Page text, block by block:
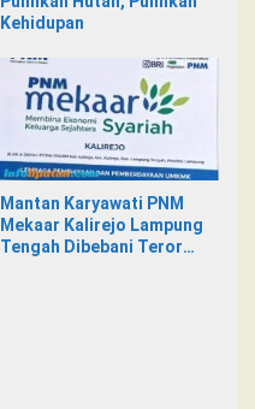
Kehidupan
Mantan Karyawati PNM
Mekaar Kalirejo Lampung
Tengah Dibebani Teror